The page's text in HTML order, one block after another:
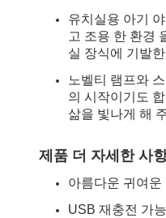
유치실용 아기
고 조용 한 환경
실 장식에 기발
노벨티 램프와
의 시작이기도
삶을 빛나게 해
제품 더 자세한 사
아름다운 귀여
USB 재충전 가